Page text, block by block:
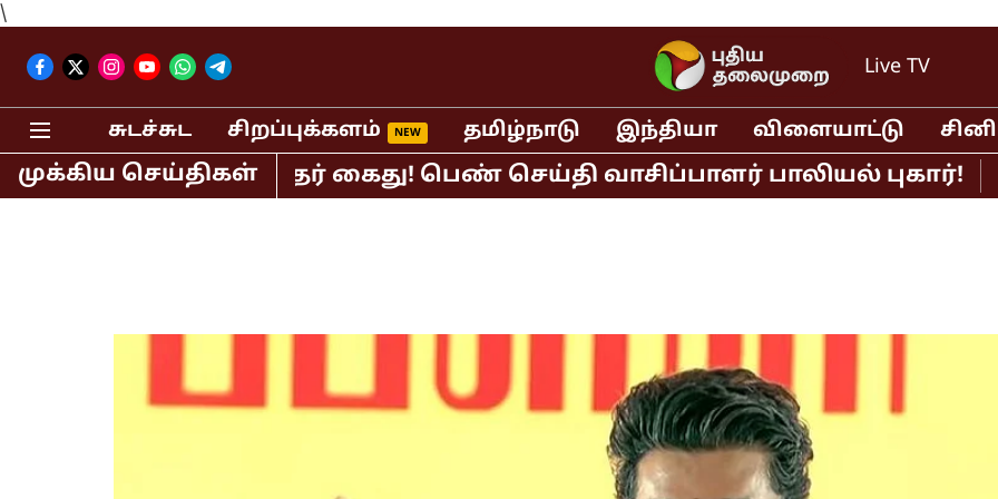
\
Live TV
சுடச்சுட சிறப்புக்களம் தமிழ்நாடு இந்தியா விளையாட்டு
முக்கிய செய்திகள்
பி.ஆர்.சுந்தர் கைது! பெண் செய்தி வாசிப்பாளர் பாலியல் புகார்!